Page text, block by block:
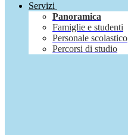
Servizi
Panoramica
Famiglie e studenti
Personale scolastico
Percorsi di studio